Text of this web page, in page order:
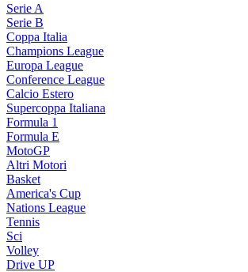
Serie A
Serie B
Coppa Italia
Champions League
Europa League
Conference League
Calcio Estero
Supercoppa Italiana
Formula 1
Formula E
MotoGP
Altri Motori
Basket
America's Cup
Nations League
Tennis
Sci
Volley
Drive UP